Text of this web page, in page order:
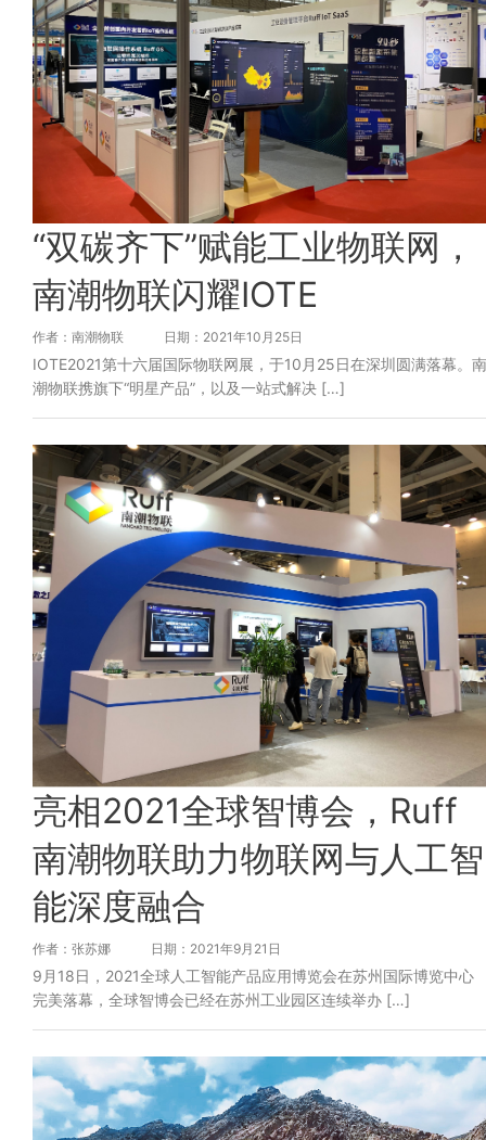
“双碳齐下”赋能工业物联网，
南潮物联闪耀IOTE
作者：南潮物联 日期：2021年10月25日
IOTE2021第十六届国际物联网展，于10月25日在深圳圆满落幕。南
潮物联携旗下“明星产品”，以及一站式解决 […]
亮相2021全球智博会，Ruff
南潮物联助力物联网与人工智
能深度融合
作者：张苏娜 日期：2021年9月21日
9月18日，2021全球人工智能产品应用博览会在苏州国际博览中心
完美落幕，全球智博会已经在苏州工业园区连续举办 […]